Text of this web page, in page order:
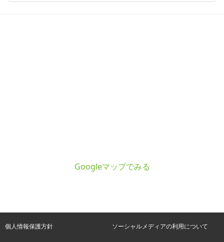
Googleマップでみる
個人情報保護方針 ソーシャルメディアの利用について